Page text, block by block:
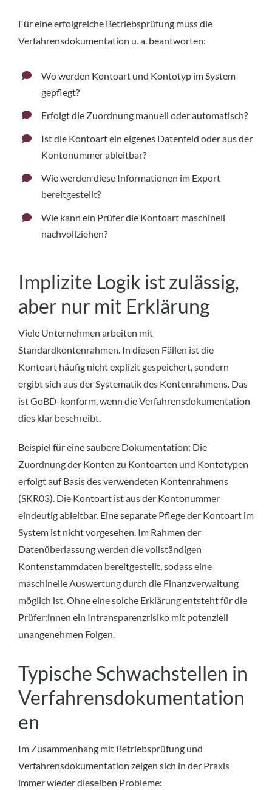
Für eine erfolgreiche Betriebsprüfung muss die
Verfahrensdokumentation u. a. beantworten:
Wo werden Kontoart und Kontotyp im System
gepflegt?
Erfolgt die Zuordnung manuell oder automatisch?
Ist die Kontoart ein eigenes Datenfeld oder aus der
Kontonummer ableitbar?
Wie werden diese Informationen im Export
bereitgestellt?
Wie kann ein Prüfer die Kontoart maschinell
nachvollziehen?
Implizite Logik ist zulässig,
aber nur mit Erklärung
Viele Unternehmen arbeiten mit
Standardkontenrahmen. In diesen Fällen ist die
Kontoart häufig nicht explizit gespeichert, sondern
ergibt sich aus der Systematik des Kontenrahmens. Das
ist GoBD-konform, wenn die Verfahrensdokumentation
dies klar beschreibt.
Beispiel für eine saubere Dokumentation: Die
Zuordnung der Konten zu Kontoarten und Kontotypen
erfolgt auf Basis des verwendeten Kontenrahmens
(SKR03). Die Kontoart ist aus der Kontonummer
eindeutig ableitbar. Eine separate Pflege der Kontoart im
System ist nicht vorgesehen. Im Rahmen der
Datenüberlassung werden die vollständigen
Kontenstammdaten bereitgestellt, sodass eine
maschinelle Auswertung durch die Finanzverwaltung
möglich ist. Ohne eine solche Erklärung entsteht für die
Prüfer:innen ein Intransparenzrisiko mit potenziell
unangenehmen Folgen.
Typische Schwachstellen in
Verfahrensdokumentation
en
Im Zusammenhang mit Betriebsprüfung und
Verfahrensdokumentation zeigen sich in der Praxis
immer wieder dieselben Probleme: